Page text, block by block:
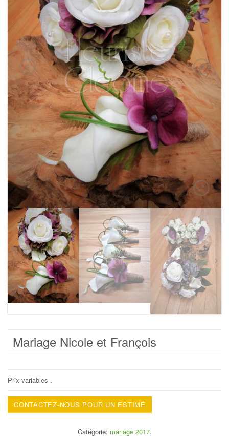
Mariage Nicole et François
Prix variables .
CONTACTEZ-NOUS POUR UN ESTIMÉ
Catégorie: mariage 2017.